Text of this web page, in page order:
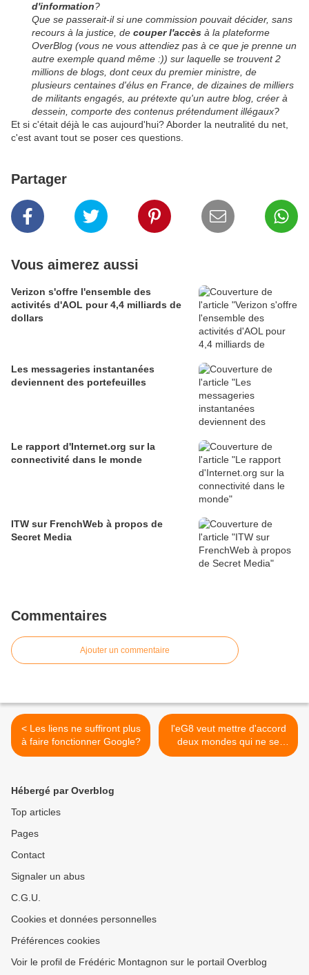
d'information?
Que se passerait-il si une commission pouvait décider, sans
recours à la justice, de couper l'accès à la plateforme
OverBlog (vous ne vous attendiez pas à ce que je prenne un
autre exemple quand même :)) sur laquelle se trouvent 2
millions de blogs, dont ceux du premier ministre, de
plusieurs centaines d'élus en France, de dizaines de milliers
de militants engagés, au prétexte qu'un autre blog, créer à
dessein, comporte des contenus prétendument illégaux?
Et si c'était déjà le cas aujourd'hui? Aborder la neutralité du net,
c'est avant tout se poser ces questions.
Partager
Vous aimerez aussi
Verizon s'offre l'ensemble des
activités d'AOL pour 4,4 milliards de
dollars
Les messageries instantanées
deviennent des portefeuilles
Le rapport d'Internet.org sur la
connectivité dans le monde
ITW sur FrenchWeb à propos de
Secret Media
Commentaires
Ajouter un commentaire
< Les liens ne suffiront plus
à faire fonctionner Google?
l'eG8 veut mettre d'accord
deux mondes qui ne se
comprennent pas >
Hébergé par Overblog
Top articles
Pages
Contact
Signaler un abus
C.G.U.
Cookies et données personnelles
Préférences cookies
Voir le profil de Frédéric Montagnon sur le portail Overblog